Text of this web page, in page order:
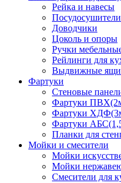
Рейка и навесы
Доводчики
Цоколь и опоры
Ручки
Рейлинги для
Выдвижные
Фартуки
Стеновые
Фартуки
Фартуки
Фартуки
Планки для
Мойки и смесители
Мойки
Мойки
Смесители для